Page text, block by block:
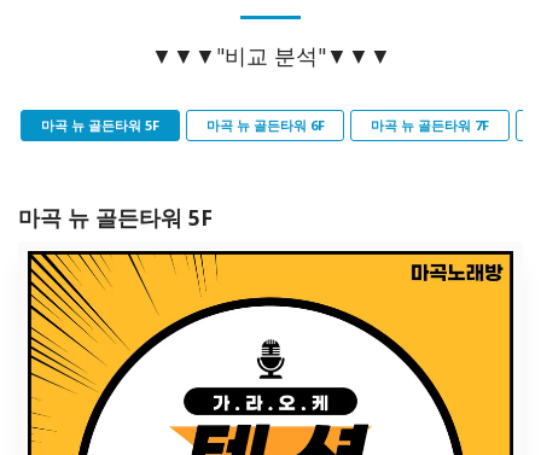
▼▼▼"비교 분석"▼▼▼
마곡 뉴 골든타워 5F 마곡 뉴 골든타워 6F 마곡 뉴 골든타워 7F
마곡 뉴 골든타워 5F